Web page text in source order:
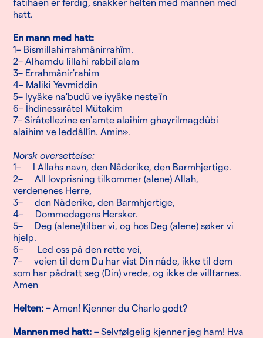
fatihaen er ferdig, snakker helten med mannen med
hatt.
En mann med hatt:
1– Bismillahirrahmânirrahîm.
2– Alhamdu lillahi rabbil'alam
3– Errahmânir'rahim
4– Maliki Yevmiddin
5– Iyyâke na'budü ve iyyâke neste'în
6– İhdinessırâtel Mütakim
7– Sirâtellezine en'amte alaihim ghayrilmagdûbi
alaihim ve leddâllîn. Amin».
Norsk oversettelse:
1– I Allahs navn, den Nåderike, den Barmhjertige.
2– All lovprisning tilkommer (alene) Allah,
verdenenes Herre,
3– den Nåderike, den Barmhjertige,
4– Dommedagens Hersker.
5– Deg (alene)tilber vi, og hos Deg (alene) søker vi
hjelp.
6– Led oss på den rette vei,
7– veien til dem Du har vist Din nåde, ikke til dem
som har pådratt seg (Din) vrede, og ikke de villfarnes.
Amen
Helten: –Amen! Kjenner du Charlo godt?
Mannen med hatt: –Selvfølgelig kjenner jeg ham! Hva